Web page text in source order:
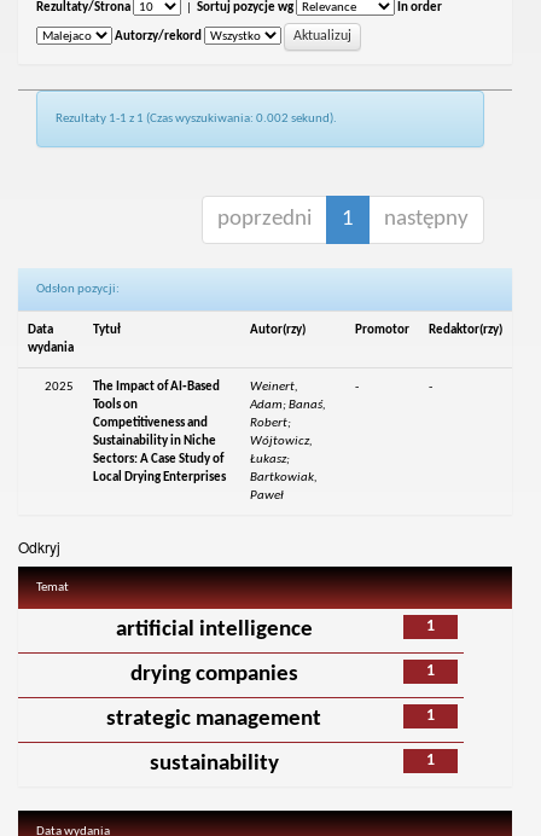
Rezultaty/Strona Sortuj pozycje wg In order
Autorzy/rekord
Rezultaty 1-1 z 1 (Czas wyszukiwania: 0.002 sekund).
poprzedni 1 następny
Odsłon pozycji:
Data
wydania
Tytuł Autor(rzy) Promotor Redaktor(rzy)
2025
The Impact of AI‑Based
Tools on
Competitiveness and
Sustainability in Niche
Sectors: A Case Study of
Local Drying Enterprises
Weinert,
Adam; Banaś,
Robert;
Wójtowicz,
Łukasz;
Bartkowiak,
Paweł
- -
Odkryj
Temat
1
artificial intelligence
1
drying companies
1
strategic management
1
sustainability
Data wydania